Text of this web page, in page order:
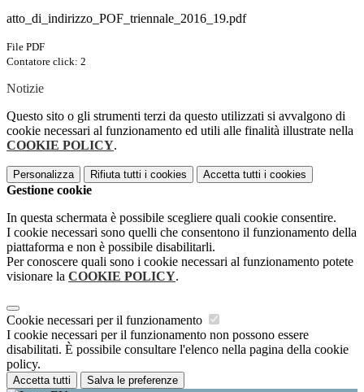
atto_di_indirizzo_POF_triennale_2016_19.pdf
File PDF
Contatore click: 2
Notizie
Questo sito o gli strumenti terzi da questo utilizzati si avvalgono di
cookie necessari al funzionamento ed utili alle finalità illustrate nella
COOKIE POLICY.
Personalizza Rifiuta tutti i cookies Accetta tutti i cookies
Gestione cookie
In questa schermata è possibile scegliere quali cookie consentire.
I cookie necessari sono quelli che consentono il funzionamento della
piattaforma e non è possibile disabilitarli.
Per conoscere quali sono i cookie necessari al funzionamento potete
visionare la COOKIE POLICY.
Cookie necessari per il funzionamento
I cookie necessari per il funzionamento non possono essere
disabilitati. È possibile consultare l'elenco nella pagina della cookie
policy.
Accetta tutti Salva le preferenze